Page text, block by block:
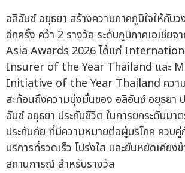
อลิอันซ์ อยุธยา สร้างความภาคภูมิใจให้กับว
อีกครั้ง คว้า 2 รางวัล ระดับภูมิภาคเอเชีย
Asia Awards 2026 ได้แก่
Insurer of the Year Thailand และ
Initiative of the Year Thailand ความ
สะท้อนถึงความมุ่งมั่นของ อลิอันซ์ อยุธยา
อันซ์ อยุธยา ประกันชีวิต ในการยกระดับมา
ประกันภัย ที่มีความหมายต่อผู้บริโภค ควบ
บริการที่รวดเร็ว โปร่งใส และยืนหยัดเคียง
สถานการณ์ สำหรับรางวัล